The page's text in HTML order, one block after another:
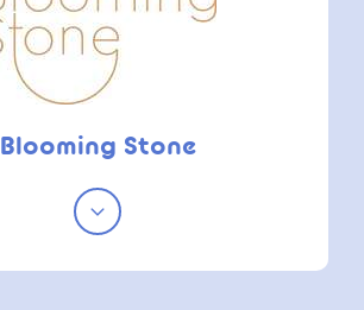
Blooming Stone